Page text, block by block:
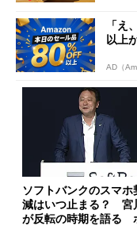
「え
以上
AD（
ソフトバンクのスマホ
減はいつ止まる？ 宮
が反転の時期を語る